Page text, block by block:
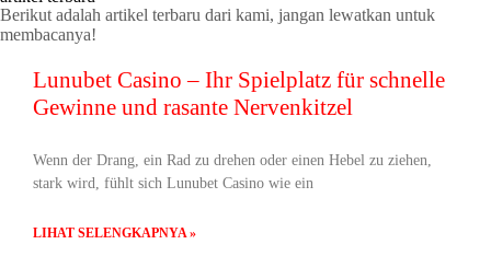
Berikut adalah artikel terbaru dari kami, jangan lewatkan untuk
membacanya!
Lunubet Casino – Ihr Spielplatz für schnelle
Gewinne und rasante Nervenkitzel
Wenn der Drang, ein Rad zu drehen oder einen Hebel zu ziehen,
stark wird, fühlt sich Lunubet Casino wie ein
LIHAT SELENGKAPNYA »